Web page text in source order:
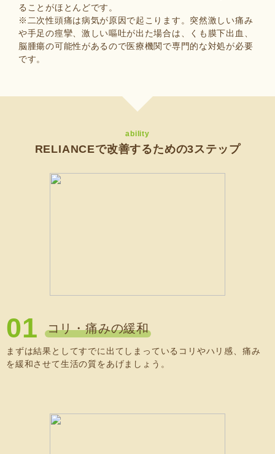
ることがほとんどです。
※二次性頭痛は病気が原因で起こります。突然激しい痛み
や手足の痙攣、激しい嘔吐が出た場合は、くも膜下出血、
脳腫瘍の可能性があるので医療機関で専門的な対処が必要
です。
ability
RELIANCEで改善するための3ステップ
01 コリ・痛みの緩和
まずは結果としてすでに出てしまっているコリやハリ感、痛み
を緩和させて生活の質をあげましょう。